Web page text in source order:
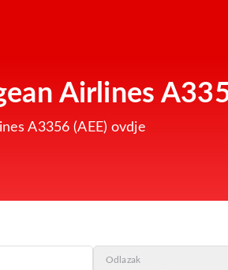
Airlines
A3356 (AEE) ovdje
Odlazak